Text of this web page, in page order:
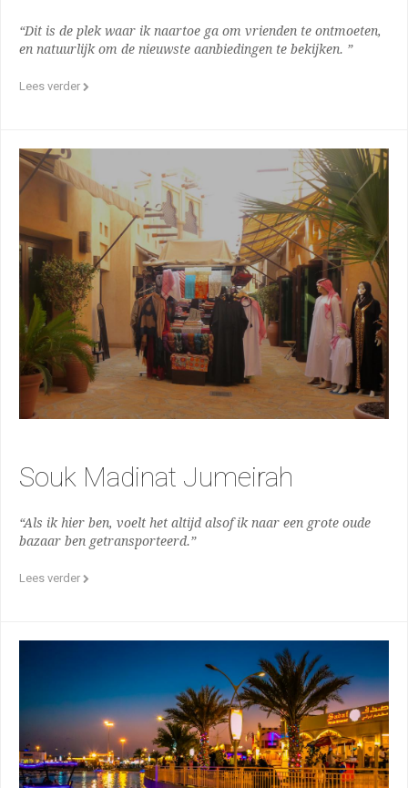
“Dit is de plek waar ik naartoe ga om vrienden te ontmoeten,
en natuurlijk om de nieuwste aanbiedingen te bekijken. ”
Lees verder
Souk Madinat Jumeirah
“Als ik hier ben, voelt het altijd alsof ik naar een grote oude
bazaar ben getransporteerd.”
Lees verder